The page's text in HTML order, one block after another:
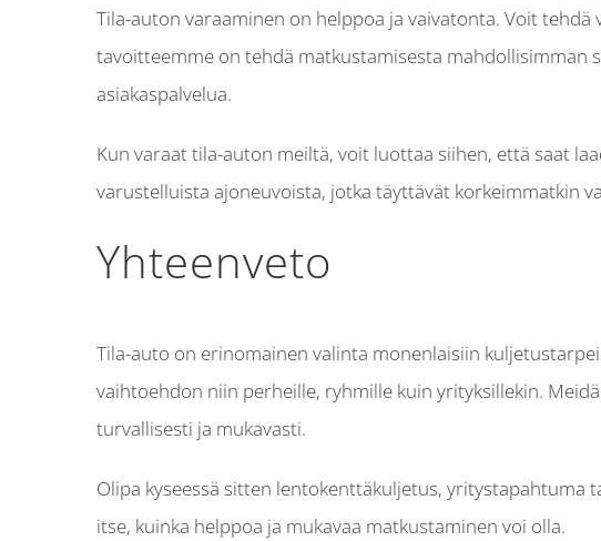
Tila-auton varaaminen on helppoa ja vaivatonta. Voit
tavoitteemme on tehdä matkustamisesta mahdollisimman
asiakaspalvelua.
Kun varaat tila-auton meiltä, voit luottaa siihen, että saat
varustelluista ajoneuvoista, jotka täyttävät korkeimmatkin
Yhteenveto
Tila-auto on erinomainen valinta monenlaisiin
vaihtoehdon niin perheille, ryhmille kuin yrityksillekin.
turvallisesti ja mukavasti.
Olipa kyseessä sitten lentokenttäkuljetus,
itse, kuinka helppoa ja mukavaa matkustaminen voi olla.